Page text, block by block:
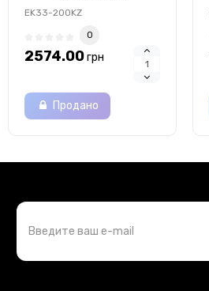
серебряном окладе 925 и
стеклом
EK33-200KZ
0
2574.00грн
Продано